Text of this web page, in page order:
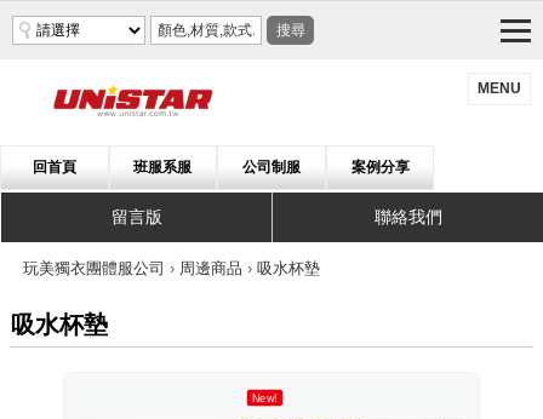
MENU
回首頁 班服系服 公司制服 案例分享
留言版 聯絡我們
搜尋
玩美獨衣團體服公司 › 周邊商品 › 吸水杯墊
吸水杯墊
New!